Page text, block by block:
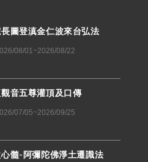
長圖登滇金仁波來台弘法
08/01~2026/08/22
音五尊灌頂及口傳
07/05~2026/09/25
髓-阿彌陀佛淨土遷識法